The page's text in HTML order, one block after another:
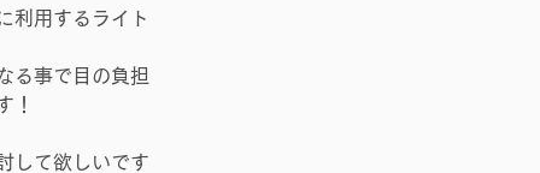
利用するライト
る事で目の負担
！
して欲しいです